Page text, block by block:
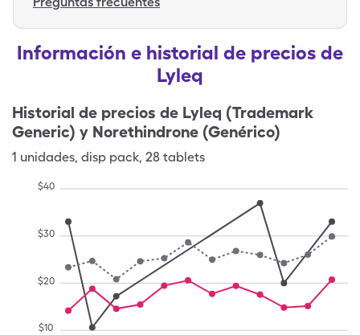
Información e historial de precios de
Lyleq
Historial de precios de Lyleq (Trademark
Generic) y Norethindrone (Genérico)
1 unidades, disp pack, 28 tablets
$10
$20
$30
$40